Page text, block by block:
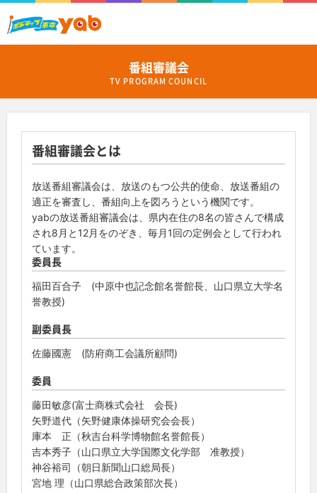
番組審議会
TV PROGRAM COUNCIL
番組審議会とは
放送番組審議会は、放送のもつ公共的使命、放送番組の
適正を審査し、番組向上を図ろうという機関です。
yabの放送番組審議会は、県内在住の8名の皆さんで構成
され8月と12月をのぞき、毎月1回の定例会として行われ
ています。
委員長
福田百合子 (中原中也記念館名誉館長、山口県立大学名
誉教授)
副委員長
佐藤國憲 (防府商工会議所顧問)
委員
藤田敏彦(富士商株式会社 会長)
矢野道代（矢野健康体操研究会会長）
庫本 正（秋吉台科学博物館名誉館長）
吉本秀子（山口県立大学国際文化学部 准教授）
神谷裕司（朝日新聞山口総局長）
宮地 理（山口県総合政策部次長）